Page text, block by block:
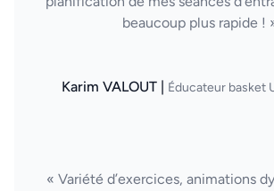
beaucoup plus rapide !
Karim VALOUT | Éducateur basket
« Variété d’exercices, animations